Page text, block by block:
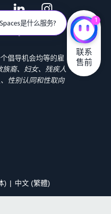
倡导机会均等的雇
族裔、妇女、残疾人
性别认同和性取向
) 中文 (繁體)
是什么服务? 1
联系
售前